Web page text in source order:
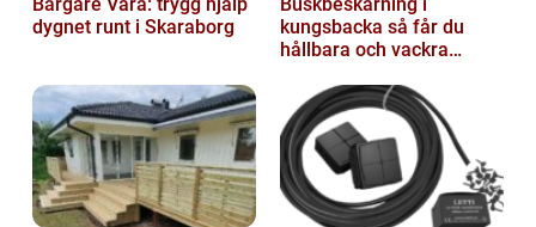
dygnet runt i Skaraborg
kungsbacka så får du
hållbara och vackra